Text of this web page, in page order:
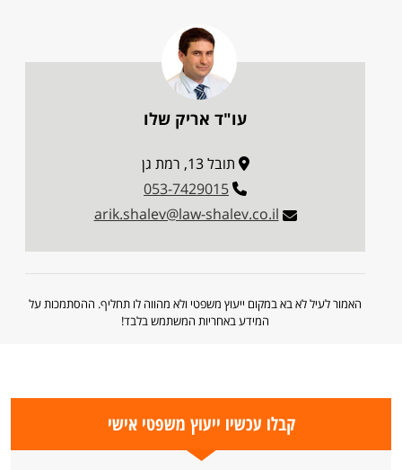
עו"ד אריק שלו
תובל 13, רמת גן
053-7429015
arik.shalev@law-shalev.co.il
האמור לעיל לא בא במקום ייעוץ משפטי ולא מהווה לו תחליף. ההסתמכות על
המידע באחריות המשתמש בלבד!
קבלו עכשיו ייעוץ משפטי אישי